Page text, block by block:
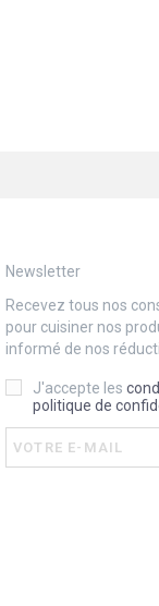
Newsletter
Recevez tous nos
pour cuisiner nos
informé de nos
J'accepte les
politique de